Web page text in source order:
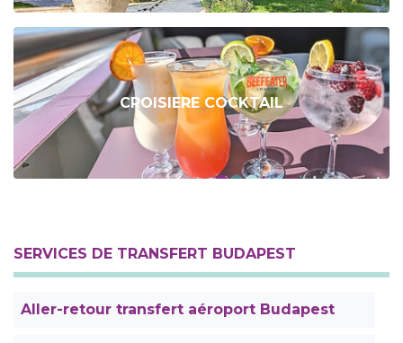
CROISIERE COCKTAIL
SERVICES DE TRANSFERT BUDAPEST
Aller-retour transfert aéroport Budapest